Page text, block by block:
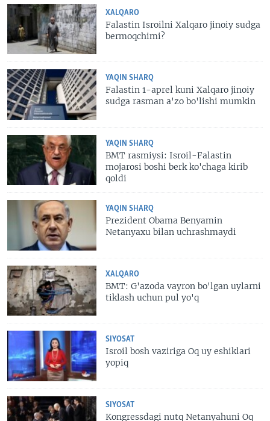
XALQARO
Falastin Isroilni Xalqaro jinoiy sudga
bermoqchimi?
YAQIN SHARQ
Falastin 1-aprel kuni Xalqaro jinoiy
sudga rasman a'zo bo'lishi mumkin
YAQIN SHARQ
BMT rasmiysi: Isroil-Falastin
mojarosi boshi berk ko'chaga kirib
qoldi
YAQIN SHARQ
Prezident Obama Benyamin
Netanyaxu bilan uchrashmaydi
XALQARO
BMT: G'azoda vayron bo'lgan uylarni
tiklash uchun pul yo'q
SIYOSAT
Isroil bosh vaziriga Oq uy eshiklari
yopiq
SIYOSAT
Kongressdagi nutq Netanyahuni Oq